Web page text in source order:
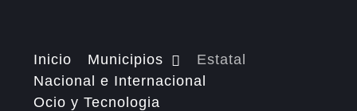
Inicio Municipios
Estatal
Nacional e Internacional
Ocio y Tecnologia